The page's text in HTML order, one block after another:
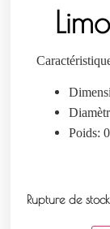
Poids:
Rupture de stock